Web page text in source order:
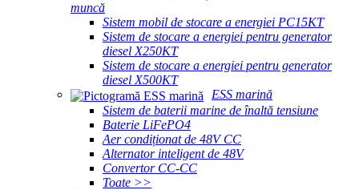
muncă
Sistem mobil de stocare a energiei PC15KT
Sistem de stocare a energiei pentru generator
diesel X250KT
Sistem de stocare a energiei pentru generator
diesel X500KT
ESS marină
Sistem de baterii marine de înaltă tensiune
Baterie LiFePO4
Aer condiționat de 48V CC
Alternator inteligent de 48V
Convertor CC-CC
Toate >>